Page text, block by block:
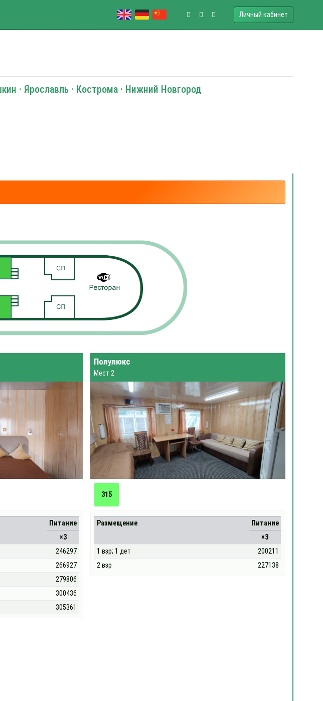
Личный кабинет
· Ярославль · Кострома · Нижний Новгород
Питание
×3
246297
266927
279806
300436
305361
Полулюкс
Мест 2
315
Размещение
Питание
×3
1 взр; 1 дет
200211
2 взр
227138